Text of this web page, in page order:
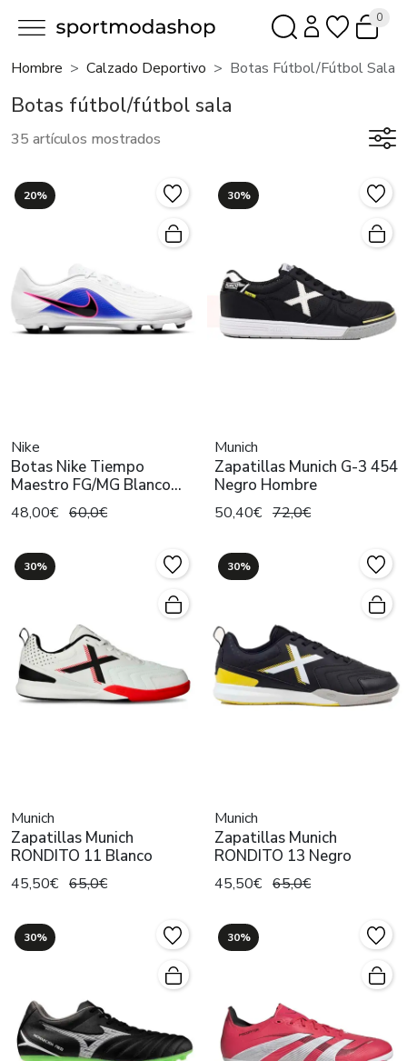
0
Hombre Calzado Deportivo Botas Fútbol/fútbol Sala
Botas fútbol/fútbol sala
35 artículos mostrados
20%
Nike
Botas Nike Tiempo
Maestro FG/MG Blanco
Hombre
48,00€ 60,0€
30%
Munich
Zapatillas Munich G-3 454
Negro Hombre
50,40€ 72,0€
30%
Munich
Zapatillas Munich
RONDITO 11 Blanco
45,50€ 65,0€
30%
Munich
Zapatillas Munich
RONDITO 13 Negro
45,50€ 65,0€
30% 30%